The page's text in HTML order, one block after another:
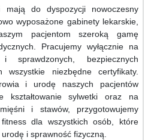
mają do dyspozycji nowoczesny
wyposażone gabinety lekarskie,
pacjentom szeroką gamę
Pracujemy wyłącznie na
sprawdzonych, bezpiecznych
wszystkie niezbędne certyfikaty.
i urodę naszych pacjentów
kształtowanie sylwetki oraz na
i stawów, przygotowujemy
dla wszystkich osób, które
i sprawność fizyczną.